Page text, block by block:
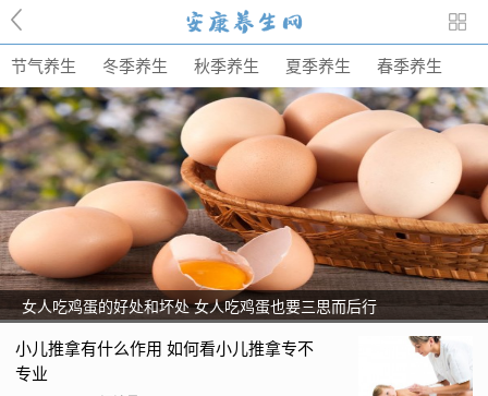
节气养生 冬季养生 秋季养生 夏季养生 春季养生
女人吃鸡蛋的好处和坏处 女人吃鸡蛋也要三思而后行
小儿推拿有什么作用 如何看小儿推拿专不
专业